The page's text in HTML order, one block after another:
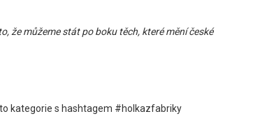
že můžeme stát po boku těch, které mění české
kategorie s hashtagem #holkazfabriky